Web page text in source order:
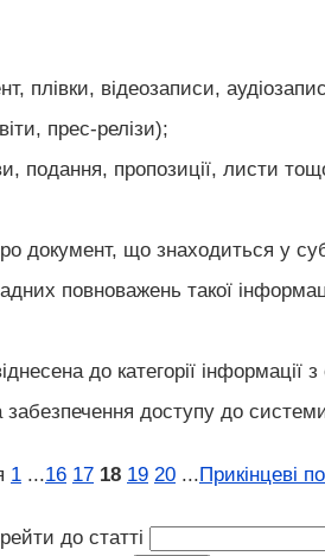
плівки, відеозаписи,
прес-релізи);
подання, пропозиції, листи
документ, що знаходиться у
повноважень такої
до категорії
доступу до
1 ...16 17 18 19 20 ...Прикінцеві
до статті